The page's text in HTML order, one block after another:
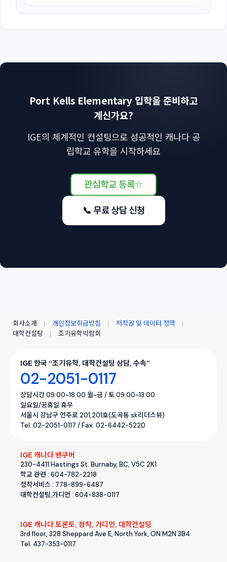
Port Kells Elementary 입학을 준비하고
계신가요?
IGE의 체계적인 컨설팅으로 성공적인 캐나다 공
립학교 유학을 시작하세요
관심학교 등록☆
📞 무료 상담 신청
IGE 한국 “조기유학, 대학컨설팅 상담, 수속”
02-2051-0117
상담시간 09:00~18:00 월~금 / 토 09:00~13:00
일요일/공휴일 휴무
서울시 강남구 언주로 201,201호(도곡동 sk리더스뷰)
Tel. 02-2051-0117 / Fax. 02-6442-5220
IGE 캐나다 밴쿠버
230-4411 Hastings St. Burnaby, BC, V5C 2K1
학교 관련 : 604-782-2218
정착서비스 : 778-899-6487
대학컨설팅,가디언 : 604-838-0117
IGE 캐나다 토론토, 정착, 가디언, 대학컨설팅
3rd floor, 328 Sheppard Ave E, North York, ON M2N 3B4
Tel. 437-353-0117
회사소개 개인정보취급방침
저작권 및 데이터 정책
대학컨설팅
조기유학박람회